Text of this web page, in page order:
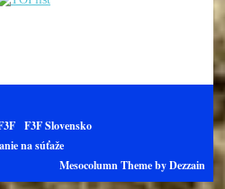
F3F Slovensko
na súťaže
Mesocolumn Theme by Dezzain